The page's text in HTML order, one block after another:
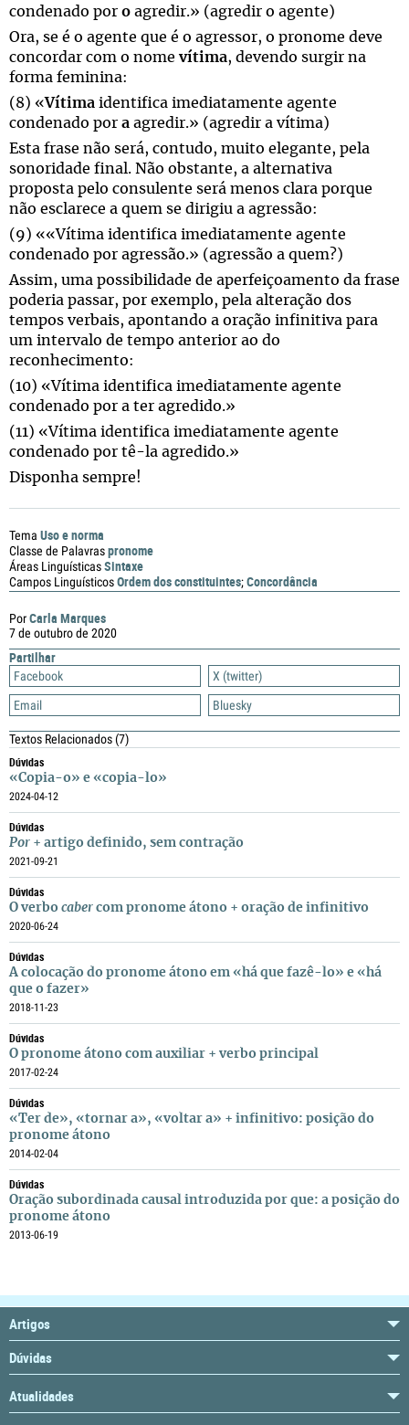
PorCarla Marques
7 de outubro de 2020
Partilhar
Facebook
X (twitter)
Email
Bluesky
Textos Relacionados(7)
Dúvidas
«Copia-o» e «copia-lo»
2024-04-12
Dúvidas
Por + artigo definido, sem contração
2021-09-21
Dúvidas
O verbo caber com pronome átono + oração de infinitivo
2020-06-24
Dúvidas
A colocação do pronome átono em «há que fazê-lo» e «há
que o fazer»
2018-11-23
Dúvidas
O pronome átono com auxiliar + verbo principal
2017-02-24
Dúvidas
«Ter de», «tornar a», «voltar a» + infinitivo: posição do
pronome átono
2014-02-04
Dúvidas
Oração subordinada causal introduzida por que: a posição do
pronome átono
2013-06-19
condenado por o agredir.» (agredir o agente)
Ora, se é o agente que é o agressor, o pronome deve
concordar com o nome vítima, devendo surgir na
forma feminina:
(8) «Vítima identifica imediatamente agente
condenado por a agredir.» (agredir a vítima)
Esta frase não será, contudo, muito elegante, pela
sonoridade final. Não obstante, a alternativa
proposta pelo consulente será menos clara porque
não esclarece a quem se dirigiu a agressão:
(9) ««Vítima identifica imediatamente agente
condenado por agressão.» (agressão a quem?)
Assim, uma possibilidade de aperfeiçoamento da frase
poderia passar, por exemplo, pela alteração dos
tempos verbais, apontando a oração infinitiva para
um intervalo de tempo anterior ao do
reconhecimento:
(10) «Vítima identifica imediatamente agente
condenado por a ter agredido.»
(11) «Vítima identifica imediatamente agente
condenado por tê-la agredido.»
Disponha sempre!
Tema Uso e norma
Classe de Palavraspronome
Áreas LinguísticasSintaxe
Campos LinguísticosOrdem dos constituintes;Concordância
Artigos
Dúvidas
Atualidades